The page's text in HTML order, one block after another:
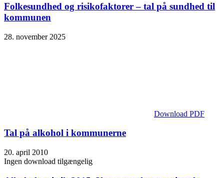
Folkesundhed og risikofaktorer – tal på sundhed til
kommunen
28. november 2025
Download PDF
Tal på alkohol i kommunerne
20. april 2010
Ingen download tilgængelig